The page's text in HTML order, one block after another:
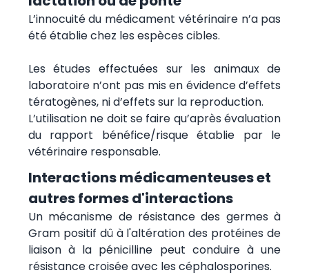
L’innocuité du médicament vétérinaire n’a pas
été établie chez les espèces cibles.
Les études effectuées sur les animaux de
laboratoire n’ont pas mis en évidence d’effets
tératogènes, ni d’effets sur la reproduction.
L’utilisation ne doit se faire qu’après évaluation
du rapport bénéfice/risque établie par le
vétérinaire responsable.
Interactions médicamenteuses et
autres formes d'interactions
Un mécanisme de résistance des germes à
Gram positif dû à l'altération des protéines de
liaison à la pénicilline peut conduire à une
résistance croisée avec les céphalosporines.